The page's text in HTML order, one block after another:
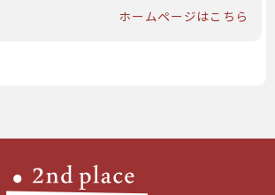
ホームページはこちら